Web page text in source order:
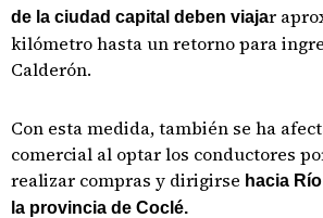
de la ciudad capital deben viajar
kilómetro hasta un retorno para
Calderón.
Con esta medida, también se ha
comercial al optar los conductores
realizar compras y dirigirse hacia
la provincia de Coclé.